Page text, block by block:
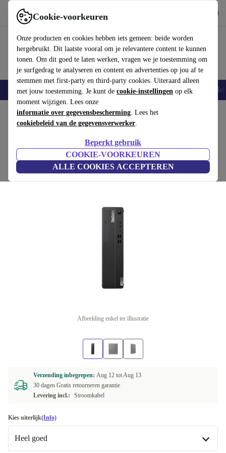
Cookie-voorkeuren
Onze producten en cookies hebben iets gemeen: beide worden
hergebruikt. Dit laatste vooral om je relevantere content te kunnen
tonen. Om dit goed te laten werken, vragen we je toestemming om
je surfgedrag te analyseren en content en advertenties op jou af te
stemmen met first-party en third-party cookies. Uiteraard alleen
met jouw toestemming. Je kunt de cookie-instellingen op elk
moment wijzigen. Lees onze
informatie over gegevensbescherming. Lees het
cookiebeleid van de gegevensverwerker.
Beperkt gebruik
COOKIE-VOORKEUREN
ALLE COOKIES ACCEPTEREN
Gebruik refurbed snel en eenvoudig
Smartphones Laptops Tablets Smartwatches Accessoires
Home Producten Desktop pc's Lenovo Desktops
Lenovo ThinkCentre M70s G3
i5-12400 | 16 GB | 256 GB SSD | Win 11 Pro
(1 beoordeling)
€399
Afbeelding enkel ter illustratie
Verzending inbegrepen: Aug 12 totAug 13
30 dagen Gratis retourneren garantie
Levering incl.:
Stroomkabel
Kies uiterlijk(Info)
Heel goed